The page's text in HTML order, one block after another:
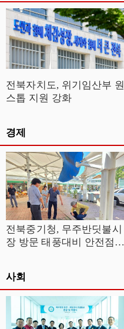
전북자치도, 위기임산부 원
스톱 지원 강화
경제
전북중기청, 무주반딧불시
장 방문 태풍대비 안전점검
사회